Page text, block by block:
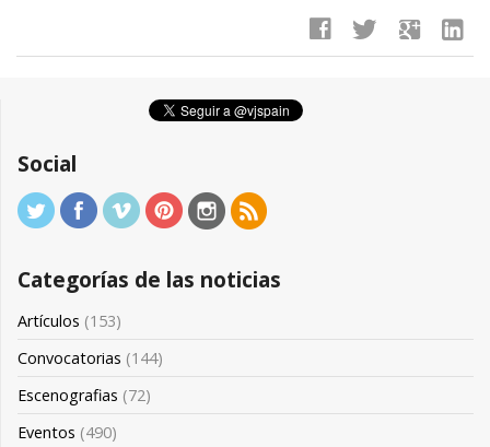
facebook twitter google linkedin
Social
Categorías de las noticias
Artículos (153)
Convocatorias (144)
Escenografias (72)
Eventos (490)